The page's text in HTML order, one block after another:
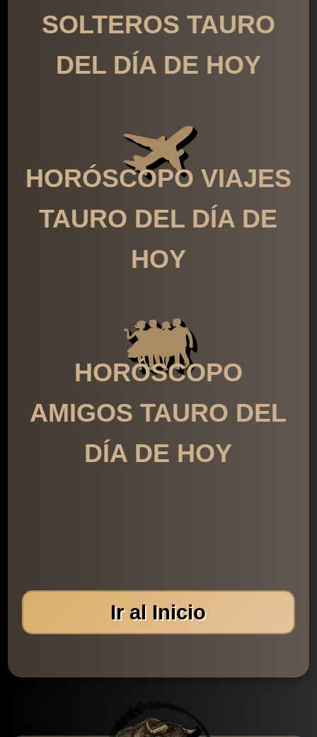
SOLTEROS TAURO
DEL DÍA DE HOY
HORÓSCOPO VIAJES
TAURO DEL DÍA DE
HOY
HORÓSCOPO
AMIGOS TAURO DEL
DÍA DE HOY
Ir al Inicio